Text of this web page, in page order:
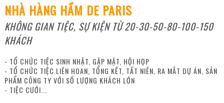
NHÀ HÀNG HẦM DE PARIS
KHÔNG GIAN TIỆC, SỰ KIỆN TỪ 20-30-50-80-100-150
KHÁCH
- TỔ CHỨC TIỆC SINH NHẬT, GẶP MẶT, HỘI HỌP
- TỔ CHỨC TIỆC LIÊN HOAN, TỔNG KẾT, TẤT NIÊN, RA MẮT DỰ ÁN, SẢN
PHẨM CÔNG TY VỚI SỐ LƯỢNG KHÁCH LỚN
- TIỆC CƯỚI...